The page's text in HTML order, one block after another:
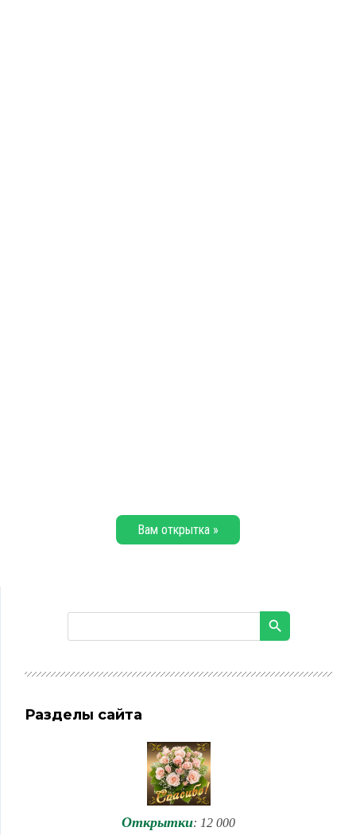
Вам открытка »
Разделы сайта
Открытки: 12 000